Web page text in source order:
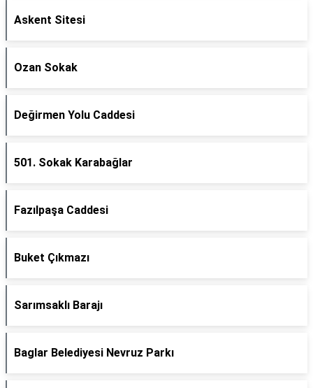
Askent Sitesi
Ozan Sokak
Değirmen Yolu Caddesi
501. Sokak Karabağlar
Fazılpaşa Caddesi
Buket Çıkmazı
Sarımsaklı Barajı
Baglar Belediyesi Nevruz Parkı